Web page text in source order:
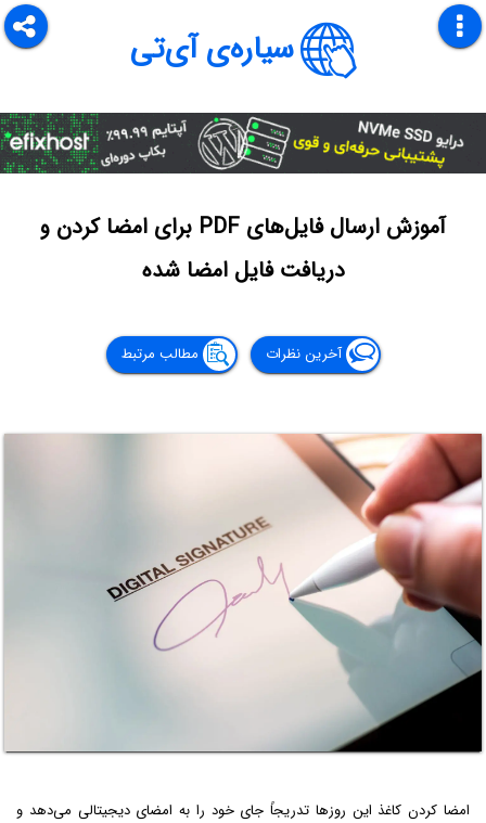
سیاره‌ی آی‌تی
آموزش ارسال فایل‌های PDF برای امضا کردن و
دریافت فایل امضا شده
آخرین نظرات مطالب مرتبط
امضا کردن کاغذ این روزها تدریجاً جای خود را به امضای دیجیتالی می‌دهد و